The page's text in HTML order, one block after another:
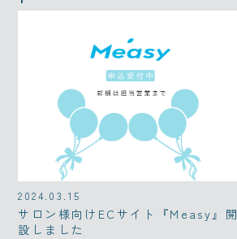
2024.03.15
サロン様向けECサイト『Measy』開
設しました